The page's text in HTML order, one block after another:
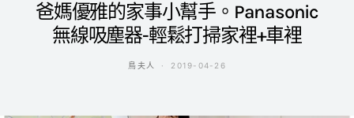
爸媽優雅的家事小幫手。Panasonic
無線吸塵器-輕鬆打掃家裡+車裡
鳥夫人 2019-04-26